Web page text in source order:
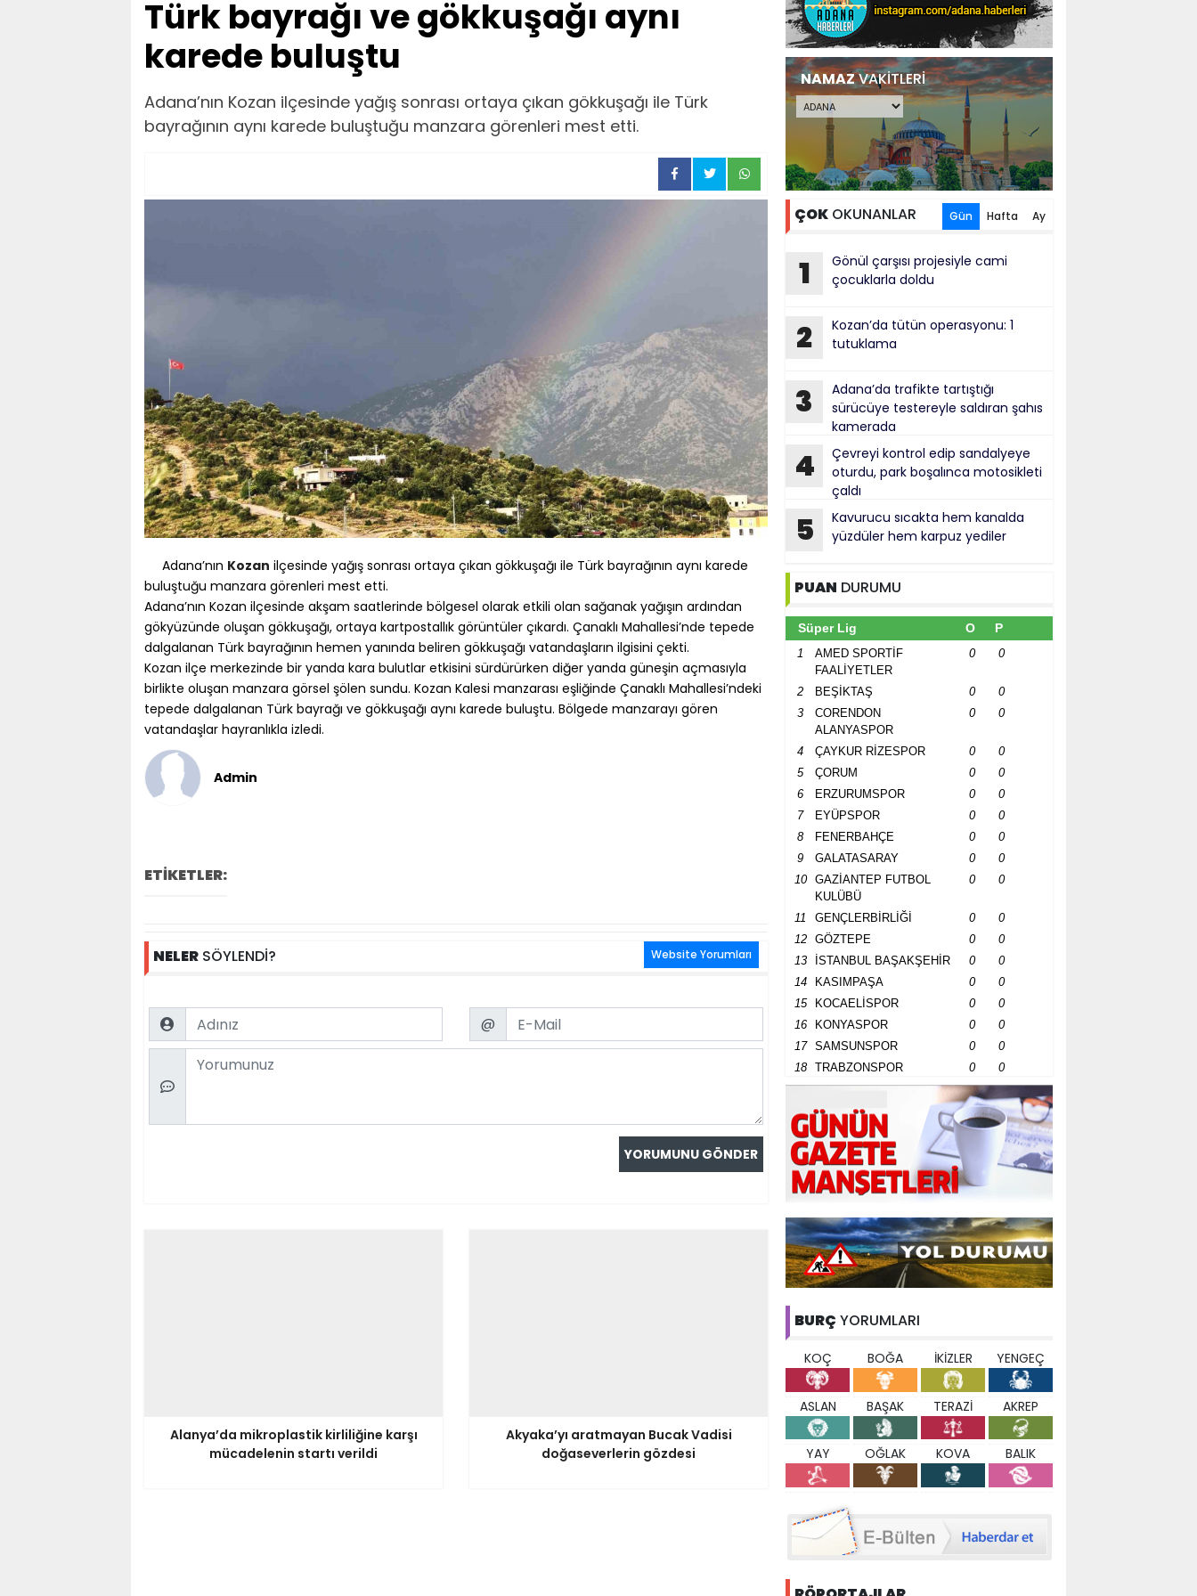
Türk bayrağı ve gökkuşağı aynı
karede buluştu
Adana’nın Kozan ilçesinde yağış sonrası ortaya çıkan gökkuşağı ile Türk
bayrağının aynı karede buluştuğu manzara görenleri mest etti.
Adana’nın Kozan ilçesinde yağış sonrası ortaya çıkan gökkuşağı ile Türk bayrağının aynı karede
buluştuğu manzara görenleri mest etti.
Adana’nın Kozan ilçesinde akşam saatlerinde bölgesel olarak etkili olan sağanak yağışın ardından
gökyüzünde oluşan gökkuşağı, ortaya kartpostallık görüntüler çıkardı. Çanaklı Mahallesi’nde tepede
dalgalanan Türk bayrağının hemen yanında beliren gökkuşağı vatandaşların ilgisini çekti.
Kozan ilçe merkezinde bir yanda kara bulutlar etkisini sürdürürken diğer yanda güneşin açmasıyla
birlikte oluşan manzara görsel şölen sundu. Kozan Kalesi manzarası eşliğinde Çanaklı Mahallesi’ndeki
tepede dalgalanan Türk bayrağı ve gökkuşağı aynı karede buluştu. Bölgede manzarayı gören
vatandaşlar hayranlıkla izledi.
Admin
ETİKETLER:
NELER SÖYLENDİ? Website Yorumları
Name Email
@
Comment
Alanya’da mikroplastik kirliliğine karşı
mücadelenin startı verildi
Akyaka’yı aratmayan Bucak Vadisi
doğaseverlerin gözdesi
NAMAZVAKİTLERİ
ÇOK OKUNANLAR Gün Hafta Ay
1
Gönül çarşısı projesiyle cami
çocuklarla doldu
2
Kozan’da tütün operasyonu: 1
tutuklama
3
Adana’da trafikte tartıştığı
sürücüye testereyle saldıran şahıs
kamerada
4
Çevreyi kontrol edip sandalyeye
oturdu, park boşalınca motosikleti
çaldı
5
Kavurucu sıcakta hem kanalda
yüzdüler hem karpuz yediler
PUAN DURUMU
Süper Lig O P
1
AMED SPORTİF
FAALİYETLER
0 0
2 BEŞİKTAŞ 0
0
3
CORENDON
ALANYASPOR
0 0
4 ÇAYKUR RİZESPOR 0
0
5
ÇORUM 0
0
6
ERZURUMSPOR 0
0
7
EYÜPSPOR 0
0
8
FENERBAHÇE 0
0
9
GALATASARAY 0
0
10
GAZİANTEP FUTBOL
KULÜBÜ
0 0
11 GENÇLERBİRLİĞİ 0
0
12
GÖZTEPE 0
0
13
İSTANBUL BAŞAKŞEHİR 0
0
14
KASIMPAŞA 0
0
15
KOCAELİSPOR 0
0
16
KONYASPOR 0
0
17
SAMSUNSPOR 0
0
18
TRABZONSPOR 0 0
BURÇ YORUMLARI
KOÇ BOĞA İKİZLER YENGEÇ
ASLAN BAŞAK TERAZİ AKREP
YAY OĞLAK KOVA BALIK